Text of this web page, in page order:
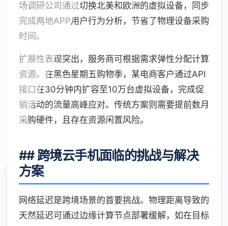
场调研公司通过切换北美和欧洲的虚拟设备，同步
完成两地APP用户行为分析，节省了物理设备采购
时间。
扩展性表现突出，服务商可根据需求弹性分配计算
资源。在黑色星期五购物季，某电商客户通过API
接口在30分钟内扩容至10万台虚拟设备，完成促
销活动的流量高峰应对。传统方案则需要提前数月
采购硬件，且存在资源闲置风险。
## 跨境云手机面临的挑战与解决
方案
网络延迟是跨境场景的首要挑战。物理距离导致的
天然延迟可通过边缘计算节点部署缓解，如在目标